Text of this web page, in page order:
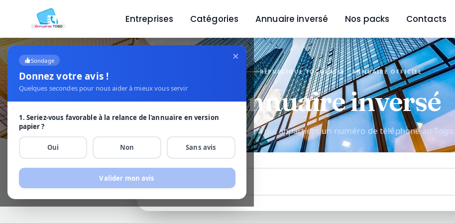
Entreprises Catégories Annuaire inversé Nos packs Contacts
×
Sondage
Donnez votre avis !
Quelques secondes pour nous aider à mieux vous servir
1. Seriez-vous favorable à la relance de l'annuaire en version
papier ?
Oui Non Sans avis
Valider mon avis
RÉPUBLIQUE TOGOLAISE · ANNUAIRE OFFICIEL
Annuaire inversé
Découvrez à qui appartient un numéro de téléphone au Togo.